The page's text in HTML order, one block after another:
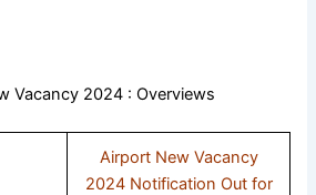
Vacancy 2024 : Overviews
Airport New Vacancy
2024 Notification Out for